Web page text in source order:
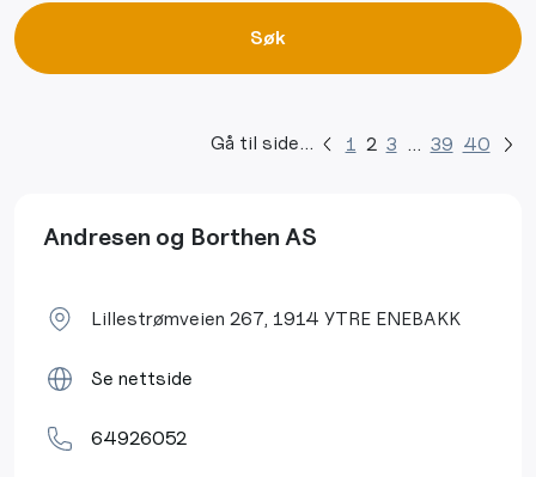
Søk
Gå til side... 1 2 3 … 39 40
Andresen og Borthen AS
Lillestrømveien 267, 1914 YTRE ENEBAKK
Se nettside
64926052